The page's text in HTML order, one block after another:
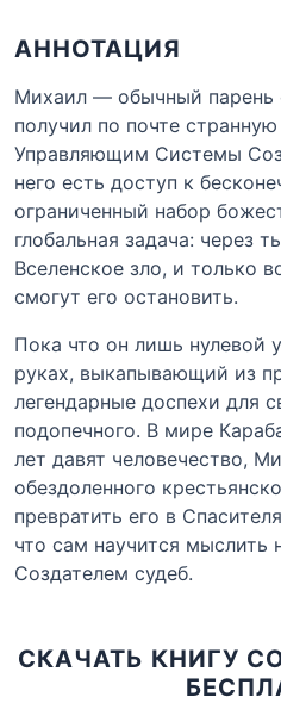
АННОТАЦИЯ
Михаил — обычный парень
получил по почте
Управляющим Системы
него есть доступ к
ограниченный набор
глобальная задача: через
Вселенское зло, и только
смогут его остановить.
Пока что он лишь нулевой
руках, выкапывающий из
легендарные доспехи для
подопечного. В мире
лет давят человечество,
обездоленного
превратить его в
что сам научится
Создателем судеб.
СКАЧАТЬ КНИГУ